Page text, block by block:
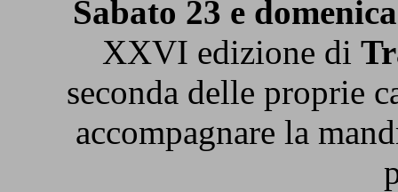
Sabato 23 e
XXVI edizione di
seconda delle proprie
accompagnare la